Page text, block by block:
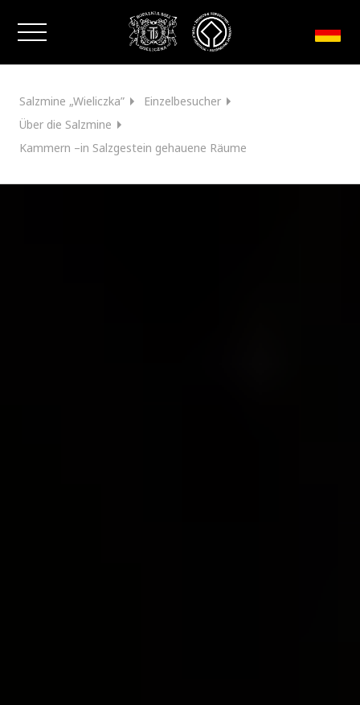
Fenster schließen
Salzmine „Wieliczka”
Einzelbesucher
Über die Salzmine
Kammern –in Salzgestein gehauene Räume